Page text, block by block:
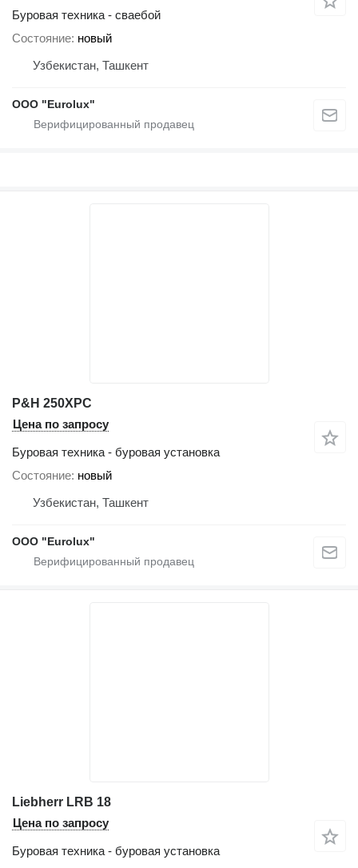
Буровая техника - сваебой
Состояние новый
Узбекистан, Ташкент
ООО "Eurolux"
P&H 250XPC
Цена по запросу
Буровая техника - буровая установка
Состояние новый
Узбекистан, Ташкент
ООО "Eurolux"
Liebherr LRB 18
Цена по запросу
Буровая техника - буровая установка